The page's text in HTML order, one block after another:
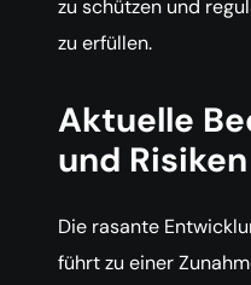
zu schützen und
zu erfüllen.
Aktuelle
und Risiken
Die rasante
führt zu einer